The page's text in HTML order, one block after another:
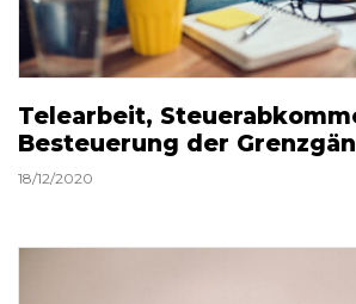
Telearbeit,
Besteuerung der
18/12/2020